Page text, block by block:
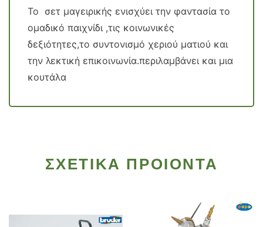
Το σετ μαγειρικής ενισχύει την φαντασία το
ομαδικό παιχνίδι ,τις κοινωνικές
δεξιότητες,το συντονισμό χεριού ματιού και
την λεκτική επικοινωνία.περιλαμβάνει και μια
κουτάλα
ΣΧΕΤΙΚΑ ΠΡΟΙΟΝΤΑ